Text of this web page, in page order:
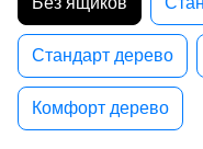
Стандарт дерево
Комфорт дерево